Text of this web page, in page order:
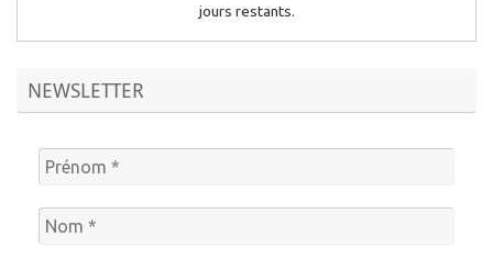
jours restants.
NEWSLETTER